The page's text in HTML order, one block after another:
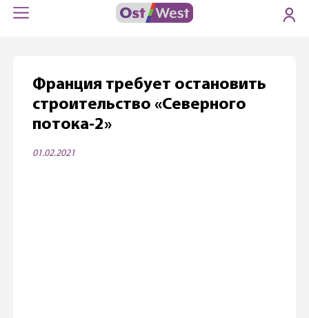
Франция требует остановить
строительство «Северного
потока-2»
01.02.2021